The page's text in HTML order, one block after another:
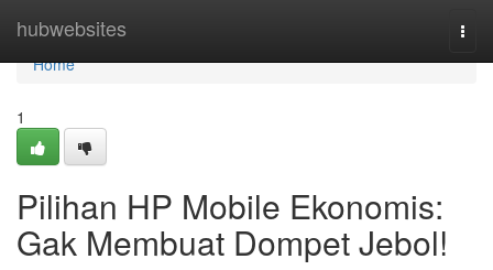
hubwebsites
Home
Home
1
Pilihan HP Mobile Ekonomis:
Gak Membuat Dompet Jebol!